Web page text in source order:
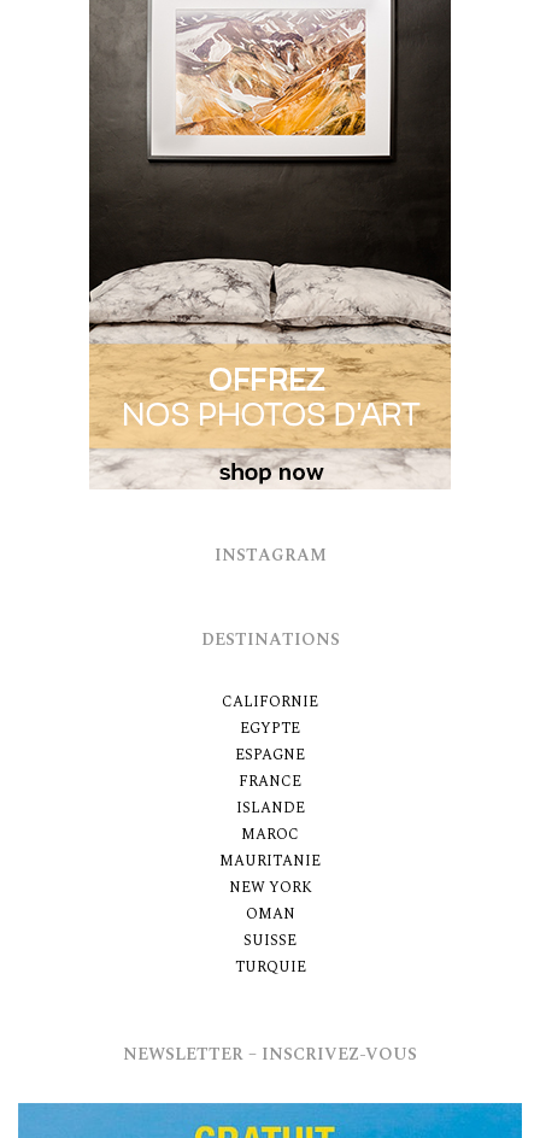
INSTAGRAM
DESTINATIONS
CALIFORNIE
EGYPTE
ESPAGNE
FRANCE
ISLANDE
MAROC
MAURITANIE
NEW YORK
OMAN
SUISSE
TURQUIE
NEWSLETTER – INSCRIVEZ-VOUS